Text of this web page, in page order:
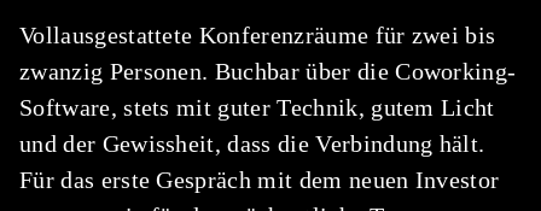
Vollausgestattete Konferenzräume für zwei bis
zwanzig Personen. Buchbar über die Coworking-
Software, stets mit guter Technik, gutem Licht
und der Gewissheit, dass die Verbindung hält.
Für das erste Gespräch mit dem neuen Investor